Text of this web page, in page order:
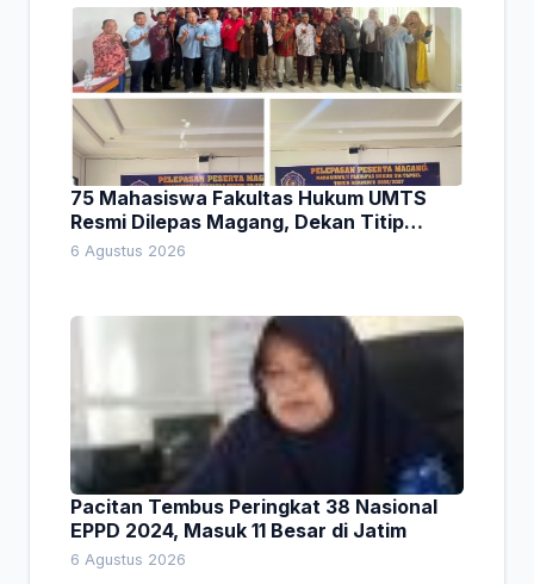
75 Mahasiswa Fakultas Hukum UMTS
Resmi Dilepas Magang, Dekan Titip
Empat Pesan Penting
6 Agustus 2026
Pacitan Tembus Peringkat 38 Nasional
EPPD 2024, Masuk 11 Besar di Jatim
6 Agustus 2026